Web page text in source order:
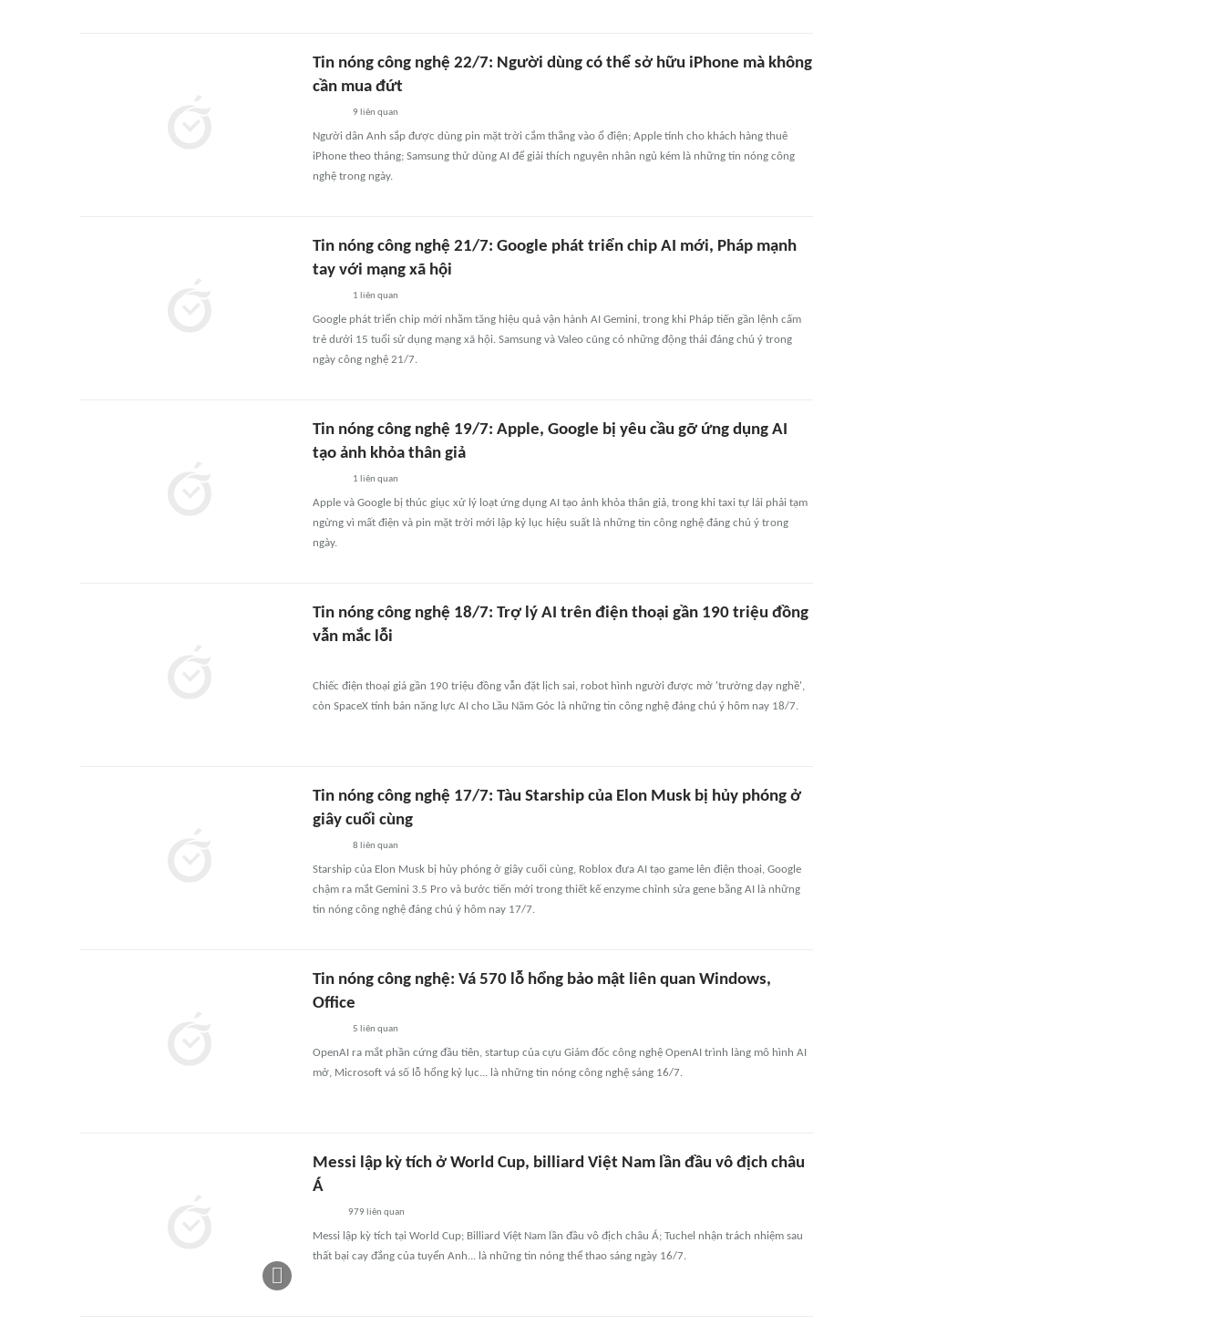
Tin nóng công nghệ 22/7: Người dùng có thể sở hữu iPhone mà không
cần mua đứt
9 liên quan
Người dân Anh sắp được dùng pin mặt trời cắm thẳng vào ổ điện; Apple tính cho khách hàng thuê
iPhone theo tháng; Samsung thử dùng AI để giải thích nguyên nhân ngủ kém là những tin nóng công
nghệ trong ngày.
Tin nóng công nghệ 21/7: Google phát triển chip AI mới, Pháp mạnh
tay với mạng xã hội
1 liên quan
Google phát triển chip mới nhằm tăng hiệu quả vận hành AI Gemini, trong khi Pháp tiến gần lệnh cấm
trẻ dưới 15 tuổi sử dụng mạng xã hội. Samsung và Valeo cũng có những động thái đáng chú ý trong
ngày công nghệ 21/7.
Tin nóng công nghệ 19/7: Apple, Google bị yêu cầu gỡ ứng dụng AI
tạo ảnh khỏa thân giả
1 liên quan
Apple và Google bị thúc giục xử lý loạt ứng dụng AI tạo ảnh khỏa thân giả, trong khi taxi tự lái phải tạm
ngừng vì mất điện và pin mặt trời mới lập kỷ lục hiệu suất là những tin công nghệ đáng chú ý trong
ngày.
Tin nóng công nghệ 18/7: Trợ lý AI trên điện thoại gần 190 triệu đồng
vẫn mắc lỗi
Chiếc điện thoại giá gần 190 triệu đồng vẫn đặt lịch sai, robot hình người được mở 'trường dạy nghề',
còn SpaceX tính bán năng lực AI cho Lầu Năm Góc là những tin công nghệ đáng chú ý hôm nay 18/7.
Tin nóng công nghệ 17/7: Tàu Starship của Elon Musk bị hủy phóng ở
giây cuối cùng
8 liên quan
Starship của Elon Musk bị hủy phóng ở giây cuối cùng, Roblox đưa AI tạo game lên điện thoại, Google
chậm ra mắt Gemini 3.5 Pro và bước tiến mới trong thiết kế enzyme chỉnh sửa gene bằng AI là những
tin nóng công nghệ đáng chú ý hôm nay 17/7.
Tin nóng công nghệ: Vá 570 lỗ hổng bảo mật liên quan Windows,
Office
5 liên quan
OpenAI ra mắt phần cứng đầu tiên, startup của cựu Giám đốc công nghệ OpenAI trình làng mô hình AI
mở, Microsoft vá số lỗ hổng kỷ lục... là những tin nóng công nghệ sáng 16/7.
Messi lập kỳ tích ở World Cup, billiard Việt Nam lần đầu vô địch châu
Á
979 liên quan
Messi lập kỳ tích tại World Cup; Billiard Việt Nam lần đầu vô địch châu Á; Tuchel nhận trách nhiệm sau
thất bại cay đắng của tuyển Anh... là những tin nóng thể thao sáng ngày 16/7.